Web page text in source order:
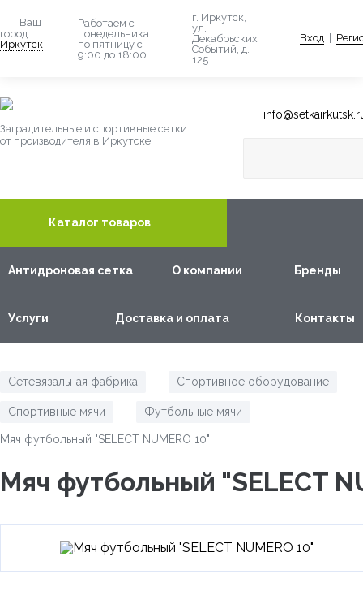
Ваш
город:
Иркутск
Работаем с
понедельника
по пятницу с
9:00 до 18:00
г. Иркутск,
ул.
Декабрьских
Событий, д.
125
Вход
Заградительные и спортивные сетки
от производителя в Иркутске
Каталог товаров
Антидроновая сетка О компании Бренды
Услуги Доставка и оплата Контакты
Сетевязальная фабрика Спортивное оборудование
Спортивные мячи
Футбольные мячи
Мяч футбольный "SELECT NUMERO 10"
Мяч футбольный "SELECT